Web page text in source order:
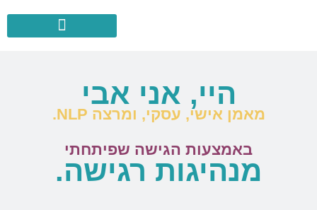
היי, אני אבי
מאמן אישי, עסקי, ומרצה NLP.
באמצעות הגישה שפיתחתי
מנהיגות רגישה.